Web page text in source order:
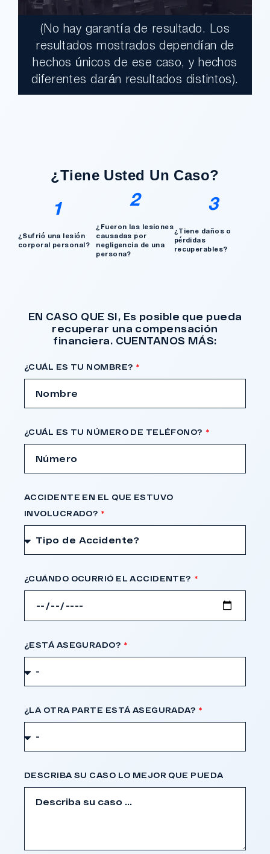
$17,900,000.00
Un jurado declaró al Condado de Los
¿Tengo Un Caso?
(No hay garantía de resultado. Los
resultados mostrados dependían de
hechos únicos de ese caso, y hechos
diferentes darán resultados distintos).
¿Tiene Usted Un Caso?
1
¿Sufrió una lesión
corporal personal?
2
¿Fueron las lesiones
causadas por
negligencia de una
persona?
3
¿Tiene daños o
pérdidas
recuperables?
EN CASO QUE SI, Es posible que pueda
recuperar una compensación
financiera. CUENTANOS MÁS:
¿CUÁL ES TU NOMBRE?
¿CUÁL ES TU NÚMERO DE TELÉFONO?
ACCIDENTE EN EL QUE ESTUVO
INVOLUCRADO?
¿CUÁNDO OCURRIÓ EL ACCIDENTE?
¿ESTÁ ASEGURADO?
¿LA OTRA PARTE ESTÁ ASEGURADA?
DESCRIBA SU CASO LO MEJOR QUE PUEDA